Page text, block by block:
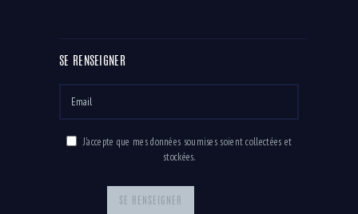
SE RENSEIGNER
J'accepte que mes données soumises soient collectées et
stockées.